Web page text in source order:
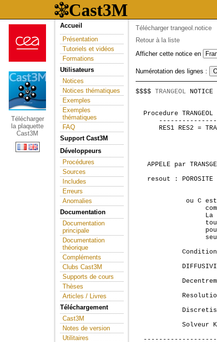
Télécharger
la plaquette
Cast3M
Accueil
Présentation
Tutoriels et vidéos
Formations
Utilisateurs
Notices
Notices thématiques
Exemples
Exemples
thématiques
FAQ
Support Cast3M
Développeurs
Procédures
Sources
Includes
Erreurs
Anomalies
Documentation
Documentation
principale
Documentation
théorique
Compléments
Clubs Cast3M
Supports de cours
Thèses
Articles / Livres
Téléchargement
Cast3M
Notes de version
Utilitaires
Télécharger trangeol.notice
Retour à la liste
Afficher cette notice en
Numérotation des lignes :
$$$$ TRANGEOL
Procedure TRANGEOL                     Voir aussi :
      ------------------  
      RES1 RES2 = TRANGEOL modarcy TRANS1 (TRANS2);




   APPELE par TRANSGEN - DECONSEILLE AUX UTILISATEURS NON DEVELOPPEURS

   resout : POROSITE * DC/DT = DIV (DIFFUSIVITE GRAD C - CONVECTION C)
                               + SOURCE

             ou C est la CONCENTRATION, eventuellement a plusieurs
                  composantes (multiespeces non couplees).
                  La diffusivite, la convection ... doivent etre
                  toutefois les memes pour toutes les especes
                  pour avoir des matrices de discretisation communes.
                  seul le terme source est donne par espece.

            Condition aux limites Neumann DIrichlet Mixtes flux total

            DIFFUSIVITE = DIFFUSIVITE entree + Dispersivite calculee

            Decentrement automatique (peut etre desactive en EFMH).

            Resolution sur 1 avancee en TEMPS.

            Discretisation VF ou EFMH
 
            Solveur KRES

  -------------------------------------------------------------------
  |modarcy       Objet modele (MMODEL cree par MODE) DARCY          |
  -------------------------------------------------------------------

  -------------------------------------------------------------------
  | TRANS1       Table contenant les indices suivants :             |
  |---------------------------------------------------------------- |
  |'DIFFUSIVITE' Donnees physiques et materielles :                 |
  |              diffusivite effective - CHAMPOINT de COMPOSANTES   |
  |              K11 K21 K22 K31 K32 K33 au centre des elements     |
  |                                                                 |
  |'POROSITE'    Valeur du coef devant D/DT (Type Champoint, Comp   |
  |              'SCAL', ou FLOTTANT) - Defaut 1.                   |
  |                                                                 |
  | DELTAT       pas de temps                                       |
  |                                                                 |
  |'CONVECTION'  vitesse au face. C'est le debit integre aux faces  |
  |              multiplie par la normale sortante de l'element     |
  |              et divise par la longueur de la face.              |
  |              Il s'agit de la projection du vecteur vitesse sur  |
  |              direction normale a la face. (Type CHPO Face, comp.|
  |              VX VY VZ). L'interet est que cette vitesse est     |
  |              desormais intependante de l'orientation des normale|
  |              ce qui est utile dans certains cas.                |
  |              OPTIONNEL                                          |
  |                                                                 |
  |'VITELEM'    Vitesse au centre des elements (Type CHPO centre,   |
  |             comp. VX VY VZ). Utilise uniquement si DECENTREMENT |
  |             ou si dispersion. OPTIONNEL donc                    |
  |                                                                 |
  |'ALPHAL'      coefficient de dispersivite longitudinale (CHPO de |
  |              composante SCAL) - 0 si absent                     |
  |                                                                 |
  |'ALPHAT'      coefficient de dispersivite transverse (CHPO de    |
  |              composante